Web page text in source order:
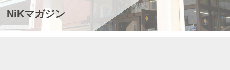
NiKマガジン